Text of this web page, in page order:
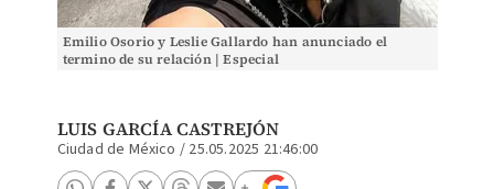
Emilio Osorio y Leslie Gallardo han anunciado el
termino de su relación | Especial
LUIS GARCÍA CASTREJÓN
Ciudad de México / 25.05.2025 21:46:00